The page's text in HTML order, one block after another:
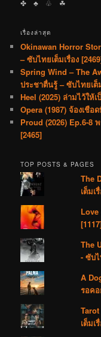
✤ ♣︎ ♧ ☘︎
เรื่องล่าสุด
Okinawan Horror
– ซับไทยเต็มเรื่อง
Spring Wind – The
ประชาตื่นรู้ – ซับไทยเต็
Heel (2025) ล่ามไว้ให้
Opera (1987) จ้องเชือ
Proud (2026) Ep.6-8
[2465]
TOP POSTS & PAGES
The
เต็มเ
Love
The
- ซับไ
A
รอคอ
เต็มเ